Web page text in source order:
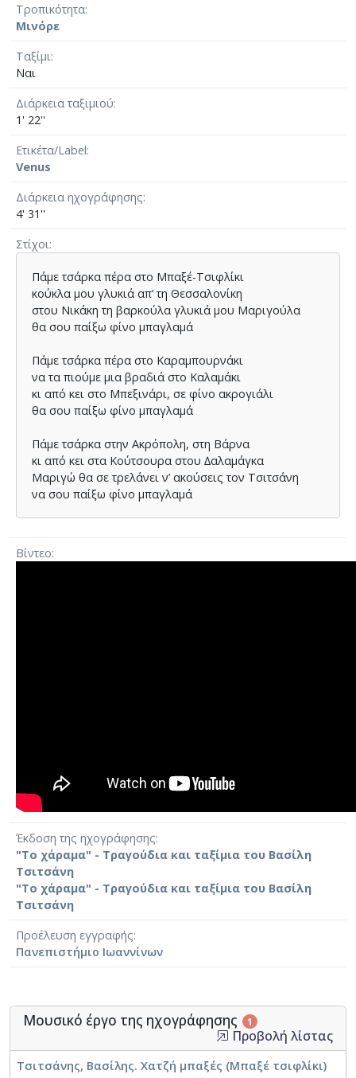
Τροπικότητα
Μινόρε
Ταξίμι
Ναι
Διάρκεια ταξιμιού
1' 22''
Ετικέτα/Label
Venus
Διάρκεια ηχογράφησης
4' 31''
Στίχοι
Πάµε τσάρκα πέρα στο Μπαξέ-Τσιφλίκι
κούκλα µου γλυκιά απ’ τη Θεσσαλονίκη
στου Νικάκη τη βαρκούλα γλυκιά µου Μαριγούλα
θα σου παίξω φίνο µπαγλαµά
Πάµε τσάρκα πέρα στο Καραµπουρνάκι
να τα πιούµε µια βραδιά στο Καλαµάκι
κι από κει στο Μπεξινάρι, σε φίνο ακρογιάλι
θα σου παίξω φίνο µπαγλαµά
Πάµε τσάρκα στην Ακρόπολη, στη Βάρνα
κι από κει στα Κούτσουρα στου ∆αλαµάγκα
Μαριγώ θα σε τρελάνει ν’ ακούσεις τον Τσιτσάνη
να σου παίξω φίνο µπαγλαµά
Βίντεο
Έκδοση της ηχογράφησης
"Το χάραμα" - Τραγούδια και ταξίμια του Βασίλη
Τσιτσάνη
"Το χάραμα" - Τραγούδια και ταξίμια του Βασίλη
Τσιτσάνη
Προέλευση εγγραφής
Πανεπιστήμιο Ιωαννίνων
Μουσικό έργο της ηχογράφησης 1
Προβολή λίστας
Τσιτσάνης, Βασίλης. Χατζή μπαξές (Μπαξέ τσιφλίκι)